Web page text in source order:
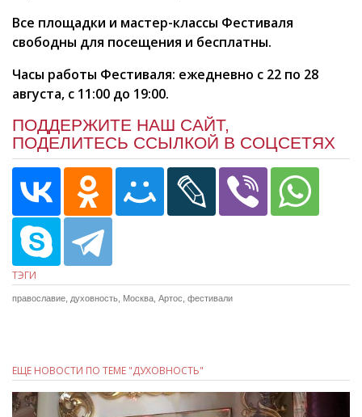
Все площадки и мастер-классы Фестиваля
свободны для посещения и бесплатны.
Часы работы Фестиваля: ежедневно с 22 по 28
августа, с 11:00 до 19:00.
ПОДДЕРЖИТЕ НАШ САЙТ,
ПОДЕЛИТЕСЬ ССЫЛКОЙ В СОЦСЕТЯХ
ТЭГИ
православие духовность Москва Артос фестивали
ЕЩЕ НОВОСТИ ПО ТЕМЕ "ДУХОВНОСТЬ"